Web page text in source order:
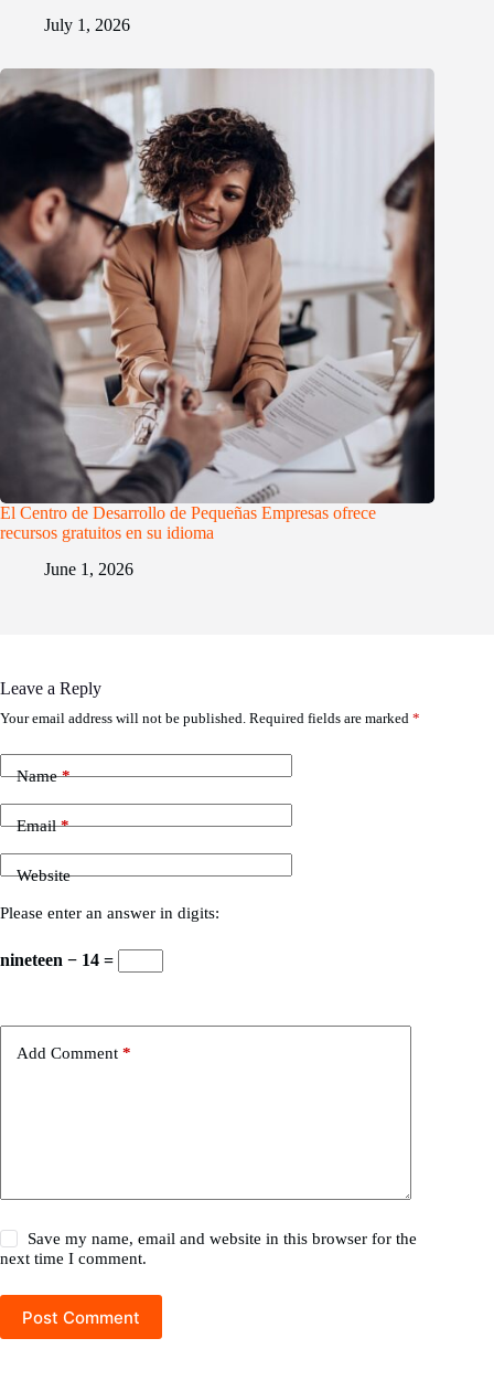
July 1, 2026
El Centro de Desarrollo de Pequeñas Empresas ofrece
recursos gratuitos en su idioma
June 1, 2026
Leave a Reply
Your email address will not be published. Required fields are marked *
Name*
Email*
Website
Please enter an answer in digits:
nineteen − 14 =
Add Comment *
Save my name, email and website in this browser for the
next time I comment.
Post Comment